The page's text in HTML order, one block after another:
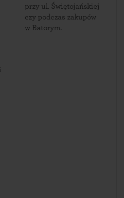
przy ul. Świętojańskiej
czy podczas zakupów
w Batorym.